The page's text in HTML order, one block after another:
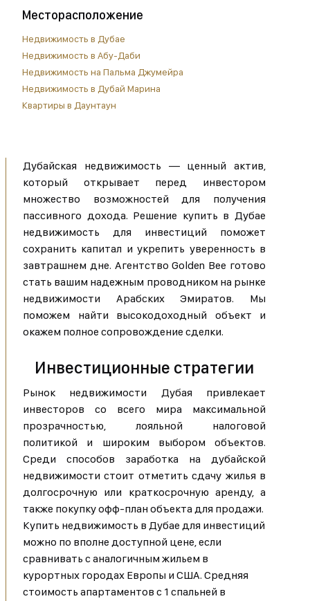
Месторасположение
Недвижимость в Дубае
Недвижимость в Абу-Даби
Недвижимость на Пальма Джумейра
Недвижимость в Дубай Марина
Квартиры в Даунтаун
Дубайская недвижимость — ценный актив,
который открывает перед инвестором
множество возможностей для получения
пассивного дохода. Решение купить в Дубае
недвижимость для инвестиций поможет
сохранить капитал и укрепить уверенность в
завтрашнем дне. Агентство Golden Bee готово
стать вашим надежным проводником на рынке
недвижимости Арабских Эмиратов. Мы
поможем найти высокодоходный объект и
окажем полное сопровождение сделки.
Инвестиционные стратегии
Рынок недвижимости Дубая привлекает
инвесторов со всего мира максимальной
прозрачностью, лояльной налоговой
политикой и широким выбором объектов.
Среди способов заработка на дубайской
недвижимости стоит отметить сдачу жилья в
долгосрочную или краткосрочную аренду, а
также покупку офф-план объекта для продажи.
Купить недвижимость в Дубае для инвестиций
можно по вполне доступной цене, если
сравнивать с аналогичным жильем в
курортных городах Европы и США. Средняя
стоимость апартаментов с 1 спальней в